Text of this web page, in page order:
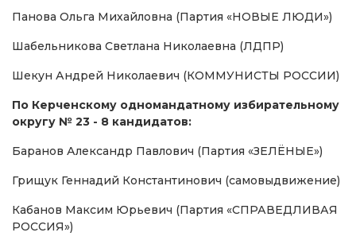
Панова Ольга Михайловна (Партия «НОВЫЕ ЛЮДИ»)
Шабельникова Светлана Николаевна (ЛДПР)
Шекун Андрей Николаевич (КОММУНИСТЫ РОССИИ)
По Керченскому одномандатному избирательному
округу № 23 - 8 кандидатов:
Баранов Александр Павлович (Партия «ЗЕЛЁНЫЕ»)
Грищук Геннадий Константинович (самовыдвижение)
Кабанов Максим Юрьевич (Партия «СПРАВЕДЛИВАЯ
РОССИЯ»)